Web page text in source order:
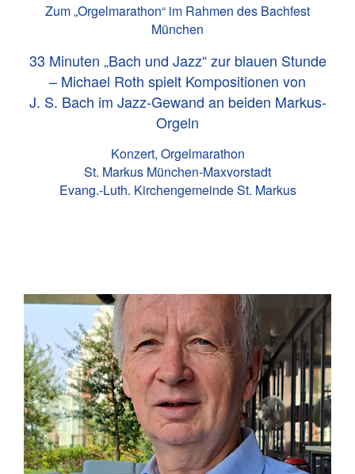
Zum „Orgelmarathon“ im Rahmen des Bachfest
München
33 Minuten „Bach und Jazz“ zur blauen Stunde
– Michael Roth spielt Kompositionen von
J. S. Bach im Jazz-Gewand an beiden Markus-
Orgeln
Konzert, Orgelmarathon
St. Markus München-Maxvorstadt
Evang.-Luth. Kirchengemeinde St. Markus